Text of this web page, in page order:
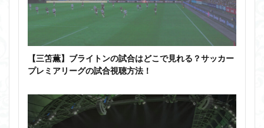
【三笘薫】ブライトンの試合はどこで見れる？サッカー
プレミアリーグの試合視聴方法！